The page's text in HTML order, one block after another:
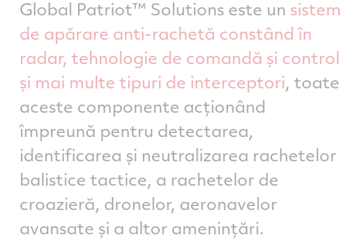
Global Patriot™ Solutions este un sistem
de apărare anti-rachetă constând în
radar, tehnologie de comandă și control
și mai multe tipuri de interceptori, toate
aceste componente acționând
împreună pentru detectarea,
identificarea și neutralizarea rachetelor
balistice tactice, a rachetelor de
croazieră, dronelor, aeronavelor
avansate și a altor amenințări.